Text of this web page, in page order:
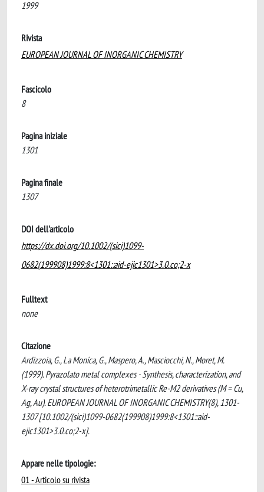
1999
Rivista
EUROPEAN JOURNAL OF INORGANIC CHEMISTRY
Fascicolo
8
Pagina iniziale
1301
Pagina finale
1307
DOI dell'articolo
https://dx.doi.org/10.1002/(sici)1099-
0682(199908)1999:8<1301::aid-ejic1301>3.0.co;2-x
Fulltext
none
Citazione
Ardizzoia, G., La Monica, G., Maspero, A., Masciocchi, N., Moret, M.
(1999). Pyrazolato metal complexes - Synthesis, characterization, and
X-ray crystal structures of heterotrimetallic Re-M2 derivatives (M = Cu,
Ag, Au). EUROPEAN JOURNAL OF INORGANIC CHEMISTRY(8), 1301-
1307 [10.1002/(sici)1099-0682(199908)1999:8<1301::aid-
ejic1301>3.0.co;2-x].
Appare nelle tipologie:
01 - Articolo su rivista